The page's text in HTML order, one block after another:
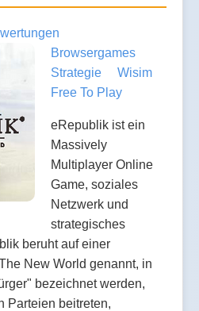
Browsergames
Strategie
Wisim
Free To Play
eRepublik ist ein
Massively
Multiplayer Online
Game, soziales
Netzwerk und
strategisches
beruht auf einer
New World genannt, in
bezeichnet werden,
Parteien beitreten,